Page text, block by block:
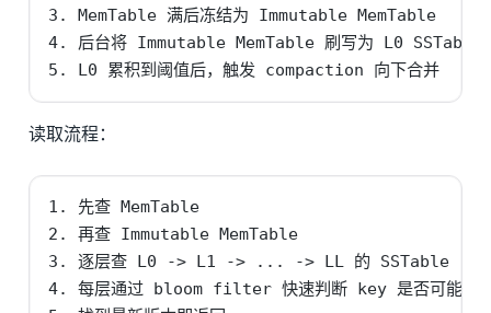
3. MemTable 满后冻结为 Immutable MemTable
4. 后台将 Immutable MemTable 刷写为 L0 SSTable
5. L0 累积到阈值后，触发 compaction 向下合并
读取流程：
1. 先查 MemTable
2. 再查 Immutable MemTable
3. 逐层查 L0 -> L1 -> ... -> LL 的 SSTable
4. 每层通过 bloom filter 快速判断 key 是否可能存